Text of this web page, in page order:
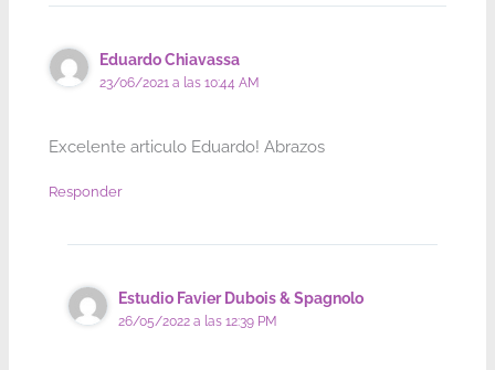
Eduardo Chiavassa
23/06/2021 a las 10:44 AM
Excelente articulo Eduardo! Abrazos
Responder
Estudio Favier Dubois & Spagnolo
26/05/2022 a las 12:39 PM